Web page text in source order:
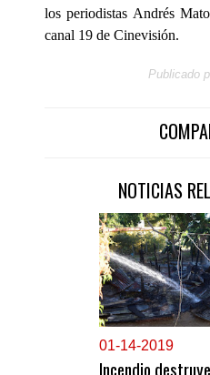
los periodistas Andrés
canal 19 de Cinevisión.
Publicado
NOTICIAS
01-14-2019
Incendio